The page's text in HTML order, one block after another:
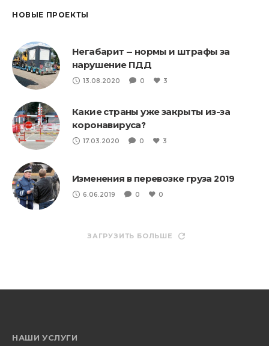
НОВЫЕ ПРОЕКТЫ
Негабарит — нормы и штрафы за
нарушение ПДД
13.08.2020 0 3
Какие страны уже закрыты из-за
коронавируса?
17.03.2020 0 3
Изменения в перевозке груза 2019
6.06.2019 0 0
ЗАГРУЗИТЬ БОЛЬШЕ
НАШИ УСЛУГИ